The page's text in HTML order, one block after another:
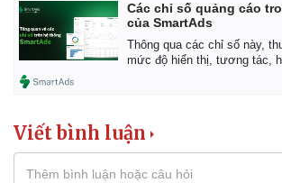
Các chỉ số quảng cáo
của SmartAds
Thông qua các chỉ số này,
mức độ hiển thị, tương tác,
Viết bình luận